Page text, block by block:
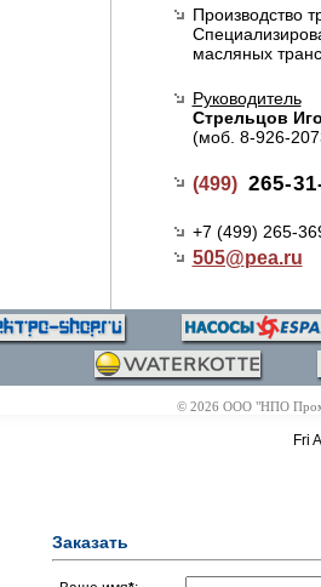
Производство
масляных
Руководитель
Стрельцов
(моб. 8-926-
(499) 265-
+7 (499) 265-
505@pea.ru
© 2026 ООО "НПО
Fri
Заказать